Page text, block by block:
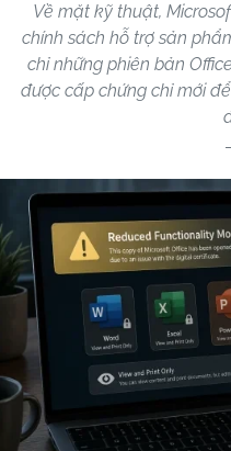
Về mặt kỹ thuật,
chính sách hỗ trợ sản
chỉ những phiên bản
được cấp chứng chỉ mới